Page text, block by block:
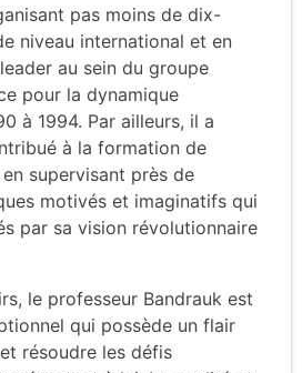
pas moins de dix-
niveau international et en
au sein du groupe
pour la dynamique
à 1994. Par ailleurs, il a
à la formation de
supervisant près de
motivés et imaginatifs qui
par sa vision révolutionnaire
le professeur Bandrauk est
qui possède un flair
résoudre les défis